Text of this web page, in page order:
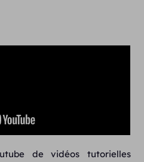
de vidéos tutorielles